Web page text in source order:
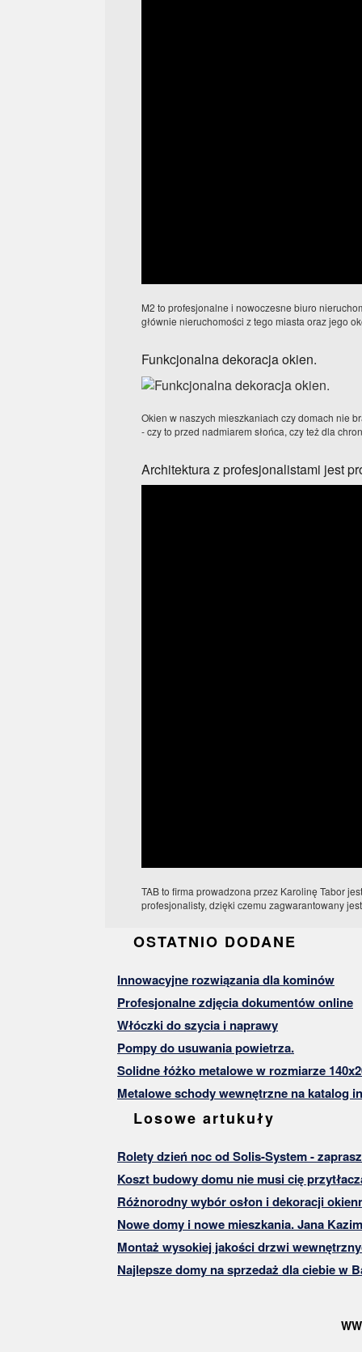
M2 to profesjonalne i nowoczesne biuro
głównie nieruchomości z tego miasta oraz jego
Funkcjonalna dekoracja okien.
Okien w naszych mieszkaniach czy domach nie
- czy to przed nadmiarem słońca, czy też dla
Architektura z profesjonalistami jest
TAB to firma prowadzona przez Karolinę Tabor
profesjonalisty, dzięki czemu zagwarantowany
OSTATNIO DODANE
Innowacyjne rozwiązania dla kominów
Profesjonalne zdjęcia dokumentów online
Włóczki do szycia i naprawy
Pompy do usuwania powietrza.
Solidne łóżko metalowe w rozmiarze
Metalowe schody wewnętrzne na katalog
Losowe artukuły
Rolety dzień noc od Solis-System -
Koszt budowy domu nie musi cię
Różnorodny wybór osłon i dekoracji
Nowe domy i nowe mieszkania. Jana
Montaż wysokiej jakości drzwi
Najlepsze domy na sprzedaż dla ciebie w